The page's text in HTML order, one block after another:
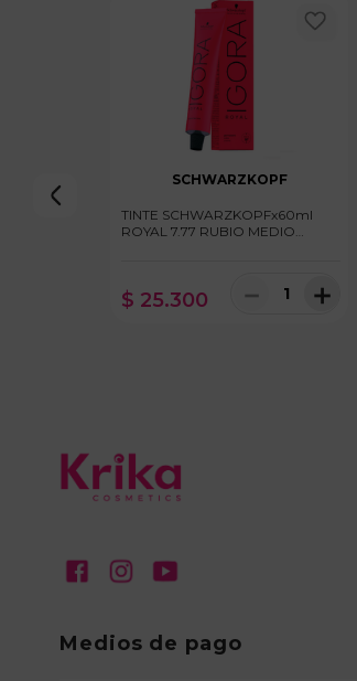
SCHWARZKOPF
TINTE SCHWARZKOPFx60ml
ROYAL 7.77 RUBIO MEDIO
$ 25.300 ＋
－
Medios de pago